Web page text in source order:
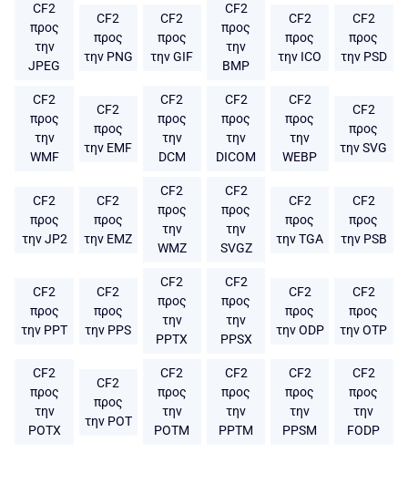
CF2
προς
την
JPEG
CF2
προς
την PNG
CF2
προς
την GIF
CF2
προς
την
BMP
CF2
προς
την ICO
CF2
προς
την PSD
CF2
προς
την
WMF
CF2
προς
την EMF
CF2
προς
την
DCM
CF2
προς
την
DICOM
CF2
προς
την
WEBP
CF2
προς
την SVG
CF2
προς
την JP2
CF2
προς
την EMZ
CF2
προς
την
WMZ
CF2
προς
την
SVGZ
CF2
προς
την TGA
CF2
προς
την PSB
CF2
προς
την PPT
CF2
προς
την PPS
CF2
προς
την
PPTX
CF2
προς
την
PPSX
CF2
προς
την ODP
CF2
προς
την OTP
CF2
προς
την
POTX
CF2
προς
την POT
CF2
προς
την
POTM
CF2
προς
την
PPTM
CF2
προς
την
PPSM
CF2
προς
την
FODP